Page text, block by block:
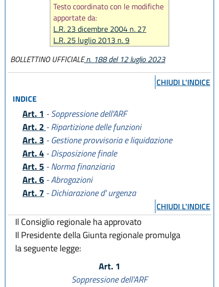
Testo coordinato con le modifiche
apportate da:
L.R. 23 dicembre 2004 n. 27
L.R. 25 luglio 2013 n. 9
L.R. 27 dicembre 2017, n. 25
L.R. 31 agosto 2020 n. 3
BOLLETTINO UFFICIALEn. 188 del 12 luglio 2023
CHIUDI L'INDICE
INDICE
Art. 1 - Soppressione dell'ARF
Art. 2 - Ripartizione delle funzioni
Art. 3 - Gestione provvisoria e liquidazione
Art. 4 - Disposizione finale
Art. 5 - Norma finanziaria
Art. 6 - Abrogazioni
Art. 7 - Dichiarazione d' urgenza
CHIUDI L'INDICE
Il Consiglio regionale ha approvato
Il Presidente della Giunta regionale promulga
la seguente legge:
Art. 1
Soppressione dell'ARF